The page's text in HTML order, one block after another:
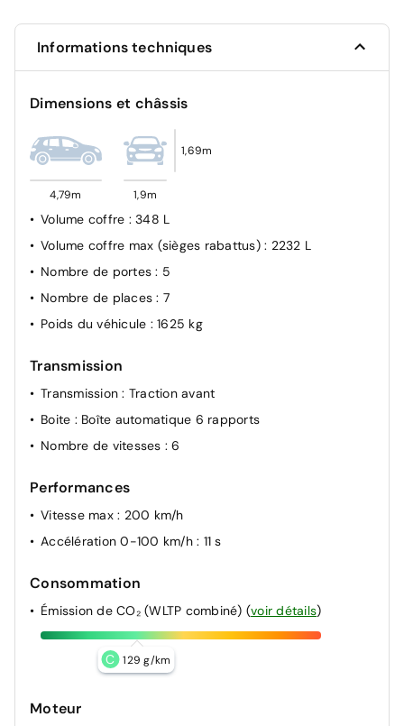
Airbags Frontaux, latéraux AV et rideaux
Airbag Conducteur
Fixations ISOFIX (places latérales AR)
Régulateur de vitesse adaptatif Stop&Go
Informations techniques
Dimensions et châssis
4,79m 1,9m
1,69m
Volume coffre : 348 L
Volume coffre max (sièges rabattus) : 2232 L
Nombre de portes: 5
Nombre de places: 7
Poids du véhicule : 1625 kg
Transmission
Transmission: Traction avant
Boite : Boîte automatique 6 rapports
Nombre de vitesses : 6
Performances
Vitesse max : 200 km/h
Accélération 0-100 km/h : 11 s
Consommation
Émission de CO₂ (WLTP combiné) (voir détails)
C 129 g/km
Moteur